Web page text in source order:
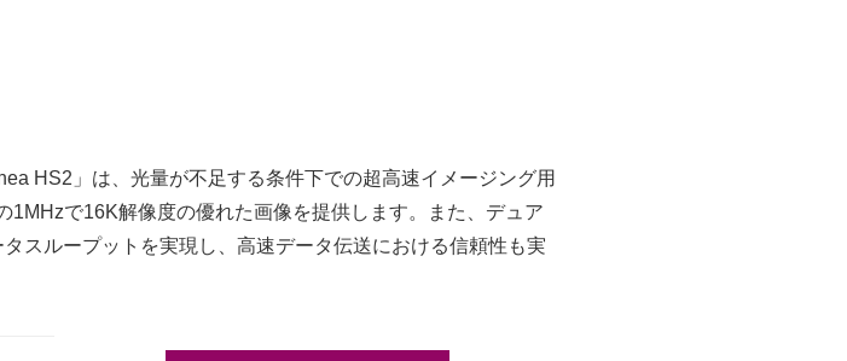
HS2」は、光量が不足する条件下での超高速イメージング用
で16K解像度の優れた画像を提供します。また、デュア
スループットを実現し、高速データ伝送における信頼性も実